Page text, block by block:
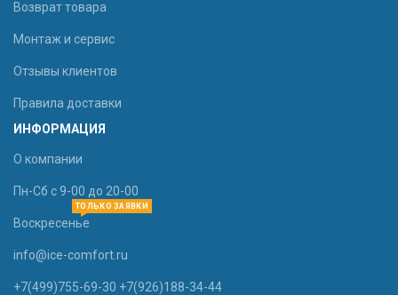
Возврат товара
Монтаж и сервис
Отзывы клиентов
Правила доставки
ИНФОРМАЦИЯ
О компании
Пн-Сб с 9-00 до 20-00
Воскресенье
ТОЛЬКО ЗАЯВКИ
info@ice-comfort.ru
+7(499)755-69-30 +7(926)188-34-44